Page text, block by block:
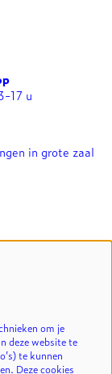
17 u
in grote zaal
om je
deze website te
te kunnen
Deze cookies